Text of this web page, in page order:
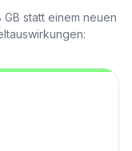
GB statt einem neuen